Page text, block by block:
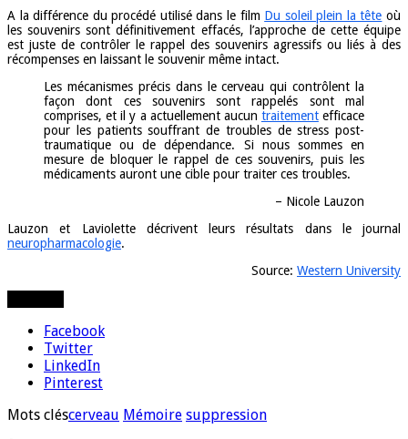
A la différence du procédé utilisé dans le film Du soleil plein la tête où
les souvenirs sont définitivement effacés, l’approche de cette équipe
est juste de contrôler le rappel des souvenirs agressifs ou liés à des
récompenses en laissant le souvenir même intact.
Les mécanismes précis dans le cerveau qui contrôlent la
façon dont ces souvenirs sont rappelés sont mal
comprises, et il y a actuellement aucun traitementefficace
pour les patients souffrant de troubles de stress post-
traumatique ou de dépendance. Si nous sommes en
mesure de bloquer le rappel de ces souvenirs, puis les
médicaments auront une cible pour traiter ces troubles.
– Nicole Lauzon
Lauzon et Laviolette décrivent leurs résultats dans le journal
neuropharmacologie.
Source: Western University
Facebook
Twitter
LinkedIn
Pinterest
Mots cléscerveau Mémoire suppression